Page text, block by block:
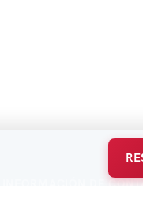
INFORMACIÓN DE